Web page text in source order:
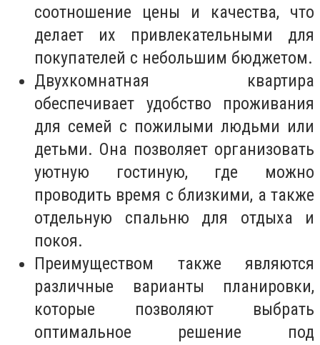
соотношение цены и качества, что
делает их привлекательными для
покупателей с небольшим бюджетом.
Двухкомнатная квартира
обеспечивает удобство проживания
для семей с пожилыми людьми или
детьми. Она позволяет организовать
уютную гостиную, где можно
проводить время с близкими, а также
отдельную спальню для отдыха и
покоя.
Преимуществом также являются
различные варианты планировки,
которые позволяют выбрать
оптимальное решение под